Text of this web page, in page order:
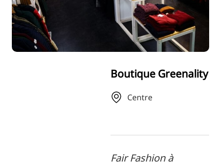
RU
FI
ZH
JA
Boutique Greenality
Centre
Fair Fashion à